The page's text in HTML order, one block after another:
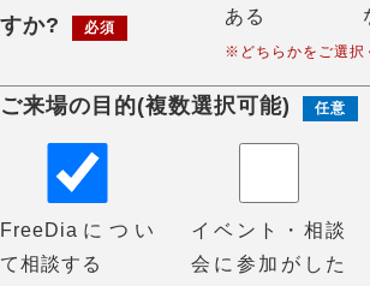
すか?
必須
ある
※どちらかをご選択
ご来場の目的(複数選択可能) 任意
FreeDiaについ
て相談する
イベント・相談
会に参加がした